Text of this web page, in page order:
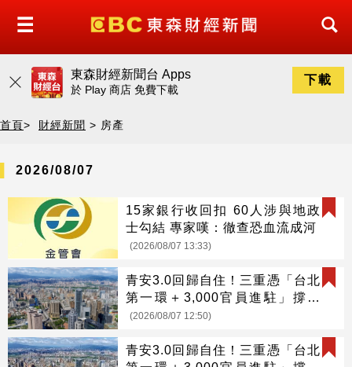
東森財經新聞台 Apps
於 Play 商店 免費下載
下載
首頁> 財經新聞 > 房產
2026/08/07
15家銀行收回扣 60人涉與地政
士勾結 專家嘆：徹查恐血流成河
(2026/08/07 13:33)
青安3.0回歸自住！三重憑「台北
第一環＋3,000官員進駐」撐爆
剛需
(2026/08/07 12:50)
青安3.0回歸自住！三重憑「台北